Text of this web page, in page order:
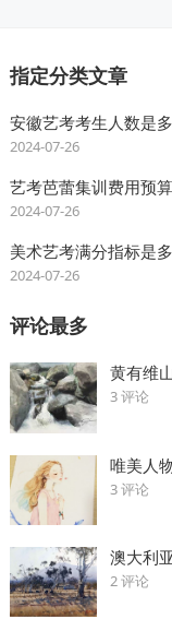
指定分类文章
安徽艺考考生人数是
2024-07-26
艺考芭蕾集训费用预
2024-07-26
美术艺考满分指标是
2024-07-26
评论最多
黄有维
3 评论
唯美人
3 评论
澳大利
2 评论